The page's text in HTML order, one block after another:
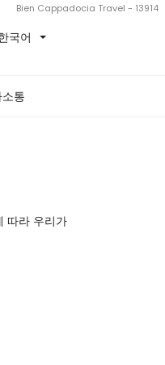
Bien Cappadocia Travel - 13914
국어
통
따라 우리가